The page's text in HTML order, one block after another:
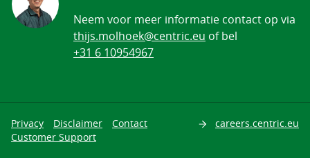
Zoeken
Neem voor meer informatie contact op via
thijs.molhoek@centric.eu of bel
+31 6 10954967
Privacy Disclaimer
Contact
Customer Support
careers.centric.eu